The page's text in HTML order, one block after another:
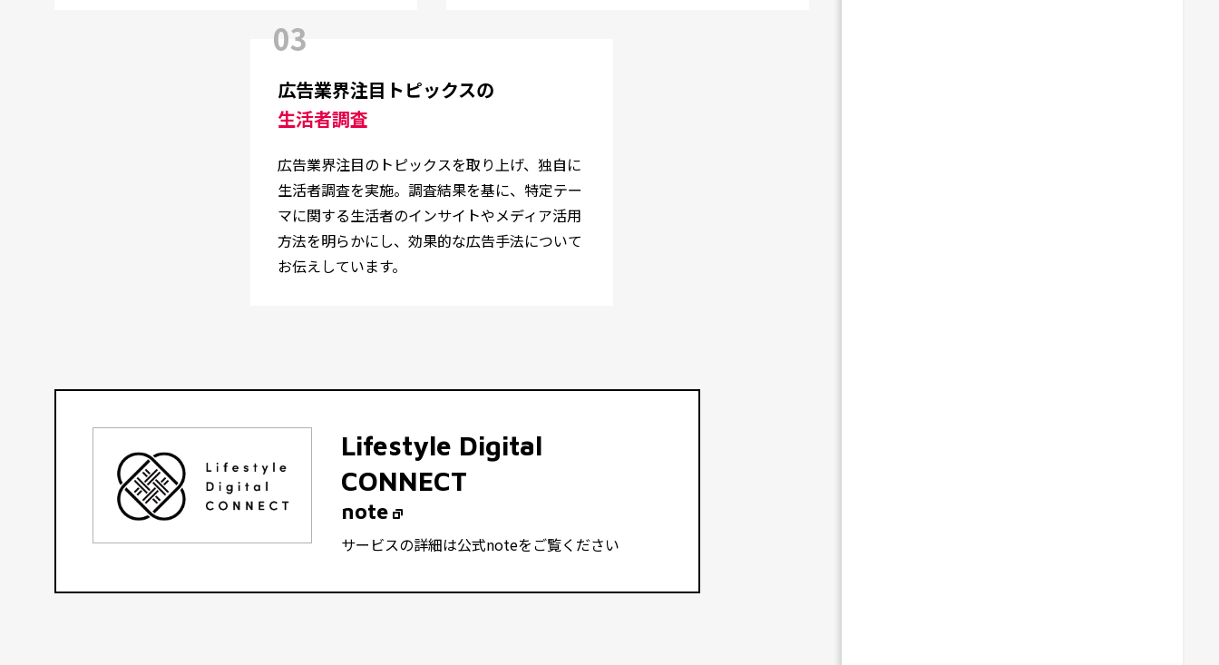
03
広告業界注目トピックスの
生活者調査
広告業界注目のトピックスを取り上げ、独自に
生活者調査を実施。調査結果を基に、特定テー
マに関する生活者のインサイトやメディア活用
方法を明らかにし、効果的な広告手法について
お伝えしています。
Lifestyle Digital
CONNECT
note
サービスの詳細は公式noteをご覧ください